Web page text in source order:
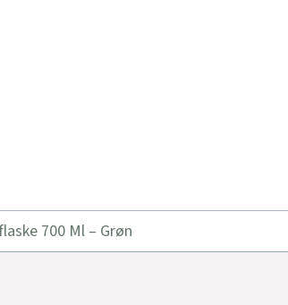
700 Ml – Grøn